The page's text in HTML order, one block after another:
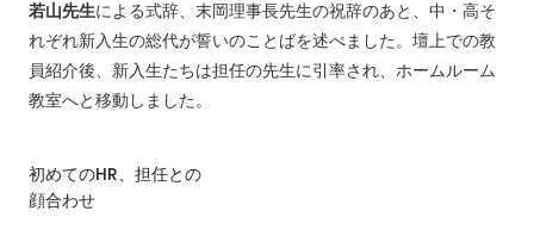
若山先生による式辞、末岡理事長先生の祝辞のあと、中・高そ
れぞれ新入生の総代が誓いのことばを述べました。壇上での教
員紹介後、新入生たちは担任の先生に引率され、ホームルーム
教室へと移動しました。
初めてのHR、担任との
顔合わせ